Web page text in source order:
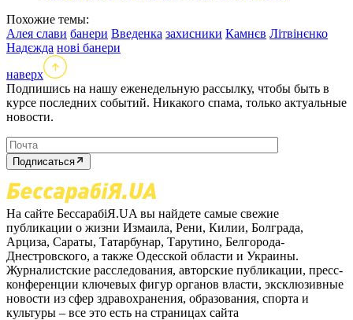
Похожие темы:
Алея слави банери Введенка захисники Камнєв Літвінєнко
Надєжда нові банери
наверх
Подпишись на нашу еженедельную рассылку, чтобы быть в
курсе последних событий. Никакого спама, только актуальные
новости.
Подписаться
На сайте БессарабіЯ.UA вы найдете самые свежие
публикации о жизни Измаила, Рени, Килии, Болграда,
Арциза, Сараты, Татарбунар, Тарутино, Белгорода-
Днестровского, а также Одесской области и Украины.
Журналистские расследования, авторские публикации, пресс-
конференции ключевых фигур органов власти, эксклюзивные
новости из сфер здравохранения, образования, спорта и
культуры – все это есть на страницах сайта